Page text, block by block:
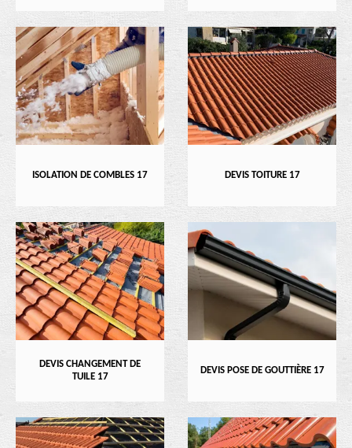
ISOLATION DE COMBLES 17 DEVIS TOITURE 17
DEVIS CHANGEMENT DE
TUILE 17
DEVIS POSE DE GOUTTIÈRE 17